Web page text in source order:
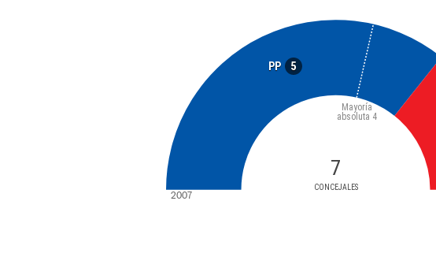
PP 5
7
CONCEJALES
Mayoría
absoluta 4
2007